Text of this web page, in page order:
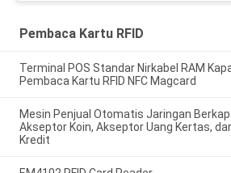
Pembaca Kartu RFID
Terminal POS Standar Nirkabel RAM
Pembaca Kartu RFID NFC Magcard
Mesin Penjual Otomatis Jaringan
Akseptor Koin, Akseptor Uang Kertas,
Kredit